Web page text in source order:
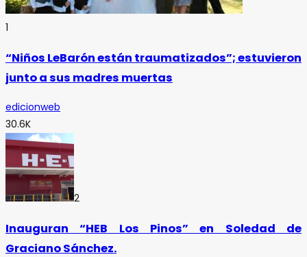
1
“Niños LeBarón están traumatizados”; estuvieron
junto a sus madres muertas
edicionweb
30.6K
2
Inauguran “HEB Los Pinos” en Soledad de
Graciano Sánchez.